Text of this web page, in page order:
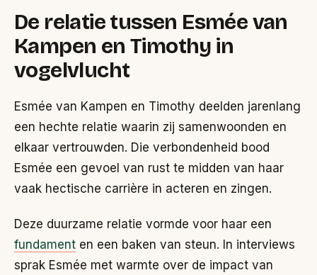
De relatie tussen Esmée van
Kampen en Timothy in
vogelvlucht
Esmée van Kampen en Timothy deelden jarenlang
een hechte relatie waarin zij samenwoonden en
elkaar vertrouwden. Die verbondenheid bood
Esmée een gevoel van rust te midden van haar
vaak hectische carrière in acteren en zingen.
Deze duurzame relatie vormde voor haar een
fundament en een baken van steun. In interviews
sprak Esmée met warmte over de impact van